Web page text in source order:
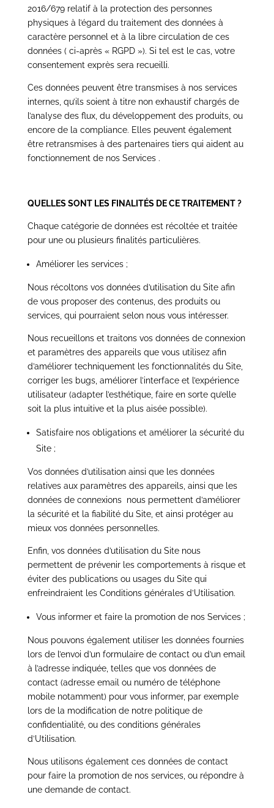
2016/679 relatif à la protection des personnes
physiques à l’égard du traitement des données à
caractère personnel et à la libre circulation de ces
données ( ci-après « RGPD »). Si tel est le cas, votre
consentement exprès sera recueilli.
Ces données peuvent être transmises à nos services
internes, qu’ils soient à titre non exhaustif chargés de
l’analyse des flux, du développement des produits, ou
encore de la compliance. Elles peuvent également
être retransmises à des partenaires tiers qui aident au
fonctionnement de nos Services .
QUELLES SONT LES FINALITÉS DE CE TRAITEMENT ?
Chaque catégorie de données est récoltée et traitée
pour une ou plusieurs finalités particulières.
Améliorer les services ;
Nous récoltons vos données d’utilisation du Site afin
de vous proposer des contenus, des produits ou
services, qui pourraient selon nous vous intéresser.
Nous recueillons et traitons vos données de connexion
et paramètres des appareils que vous utilisez afin
d’améliorer techniquement les fonctionnalités du Site,
corriger les bugs, améliorer l’interface et l’expérience
utilisateur (adapter l’esthétique, faire en sorte qu’elle
soit la plus intuitive et la plus aisée possible).
Satisfaire nos obligations et améliorer la sécurité du
Site ;
Vos données d’utilisation ainsi que les données
relatives aux paramètres des appareils, ainsi que les
données de connexions nous permettent d’améliorer
la sécurité et la fiabilité du Site, et ainsi protéger au
mieux vos données personnelles.
Enfin, vos données d’utilisation du Site nous
permettent de prévenir les comportements à risque et
éviter des publications ou usages du Site qui
enfreindraient les Conditions générales d’Utilisation.
Vous informer et faire la promotion de nos Services ;
Nous pouvons également utiliser les données fournies
lors de l’envoi d’un formulaire de contact ou d’un email
à l’adresse indiquée, telles que vos données de
contact (adresse email ou numéro de téléphone
mobile notamment) pour vous informer, par exemple
lors de la modification de notre politique de
confidentialité, ou des conditions générales
d’Utilisation.
Nous utilisons également ces données de contact
pour faire la promotion de nos services, ou répondre à
une demande de contact.